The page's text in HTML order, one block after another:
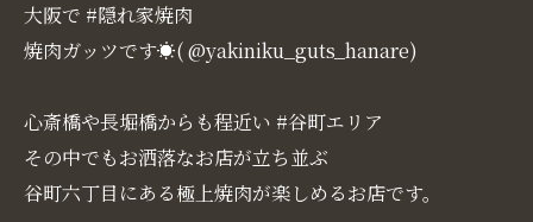
大阪で #隠れ家焼肉
焼肉ガッツです☀( @yakiniku_guts_hanare)
心斎橋や長堀橋からも程近い #谷町エリア
その中でもお洒落なお店が立ち並ぶ
谷町六丁目にある極上焼肉が楽しめるお店です。